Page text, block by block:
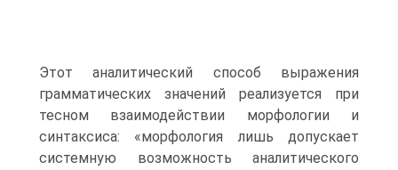
Этот аналитический способ выражения
грамматических значений реализуется при
тесном взаимодействии морфоло­гии и
синтаксиса: «морфология лишь допускает
системную возможность аналитического